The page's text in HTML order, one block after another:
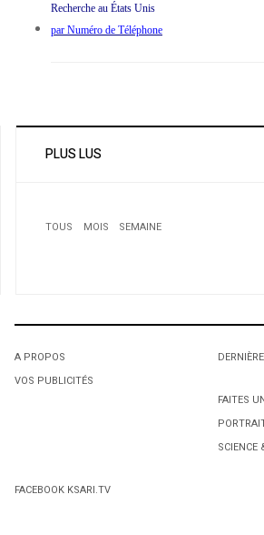
Recherche au États Unis
par Numéro de Téléphone
PLUS LUS
TOUS MOIS
SEMAINE
L'octroi accidentel du Gant Court.
L'octroi accidentel du Gant Court.
A PROPOS
VOS PUBLICITÉS
DERNIÈRE
FAITES
SCIENCE
FACEBOOK KSARI.TV